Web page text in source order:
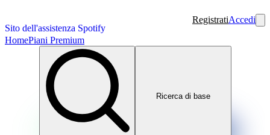
Sito dell'assistenza Spotify
RegistratiAccedi
HomePiani Premium
Ricerca di base